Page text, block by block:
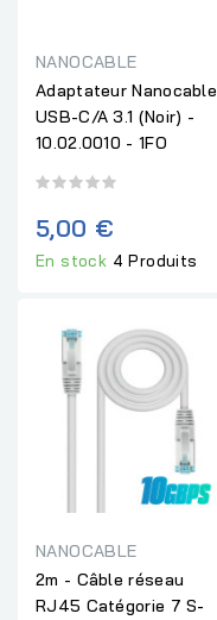
NANOCABLE
Adaptateur Nanocable
USB-C/A 3.1 (Noir) -
10.02.0010 - 1FO
5,00 €
En stock 4 Produits
NANOCABLE
2m - Câble réseau
RJ45 Catégorie 7 S-